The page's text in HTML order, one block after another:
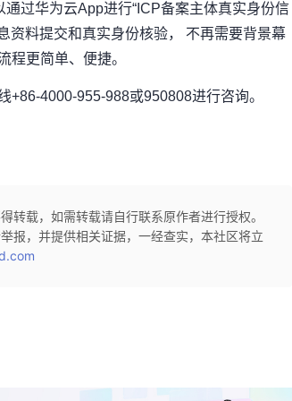
过华为云App进行“ICP备案主体真实身份信
资料提交和真实身份核验， 不再需要背景幕
程更简单、便捷。
+86-4000-955-988或950808进行咨询。
转载，如需转载请自行联系原作者进行授权。
报，并提供相关证据，一经查实，本社区将立